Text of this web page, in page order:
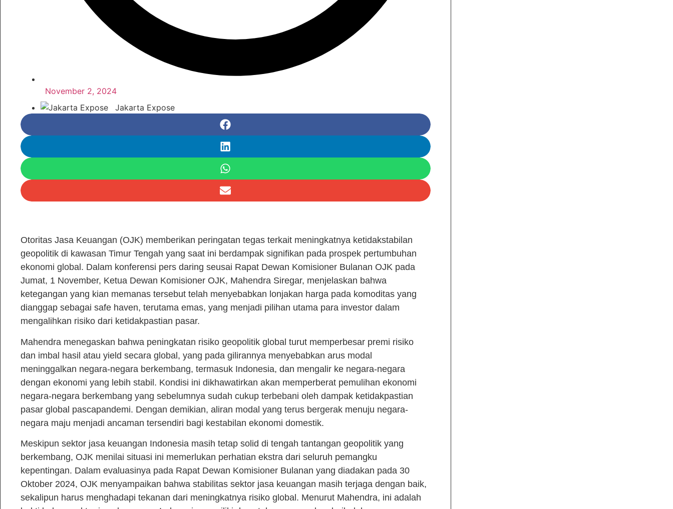
November 2, 2024
Jakarta Expose
Otoritas Jasa Keuangan (OJK) memberikan peringatan tegas terkait meningkatnya ketidakstabilan
geopolitik di kawasan Timur Tengah yang saat ini berdampak signifikan pada prospek pertumbuhan
ekonomi global. Dalam konferensi pers daring seusai Rapat Dewan Komisioner Bulanan OJK pada
Jumat, 1 November, Ketua Dewan Komisioner OJK, Mahendra Siregar, menjelaskan bahwa
ketegangan yang kian memanas tersebut telah menyebabkan lonjakan harga pada komoditas yang
dianggap sebagai safe haven, terutama emas, yang menjadi pilihan utama para investor dalam
mengalihkan risiko dari ketidakpastian pasar.
Mahendra menegaskan bahwa peningkatan risiko geopolitik global turut memperbesar premi risiko
dan imbal hasil atau yield secara global, yang pada gilirannya menyebabkan arus modal
meninggalkan negara-negara berkembang, termasuk Indonesia, dan mengalir ke negara-negara
dengan ekonomi yang lebih stabil. Kondisi ini dikhawatirkan akan memperberat pemulihan ekonomi
negara-negara berkembang yang sebelumnya sudah cukup terbebani oleh dampak ketidakpastian
pasar global pascapandemi. Dengan demikian, aliran modal yang terus bergerak menuju negara-
negara maju menjadi ancaman tersendiri bagi kestabilan ekonomi domestik.
Meskipun sektor jasa keuangan Indonesia masih tetap solid di tengah tantangan geopolitik yang
berkembang, OJK menilai situasi ini memerlukan perhatian ekstra dari seluruh pemangku
kepentingan. Dalam evaluasinya pada Rapat Dewan Komisioner Bulanan yang diadakan pada 30
Oktober 2024, OJK menyampaikan bahwa stabilitas sektor jasa keuangan masih terjaga dengan baik,
sekalipun harus menghadapi tekanan dari meningkatnya risiko global. Menurut Mahendra, ini adalah